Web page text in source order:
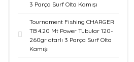
3 Parça Surf Olta Kamışı
Tournament Fishing CHARGER
TB 4.20 Mt Power Tubular 120-
260gr atarlı 3 Parça Surf Olta
Kamışı